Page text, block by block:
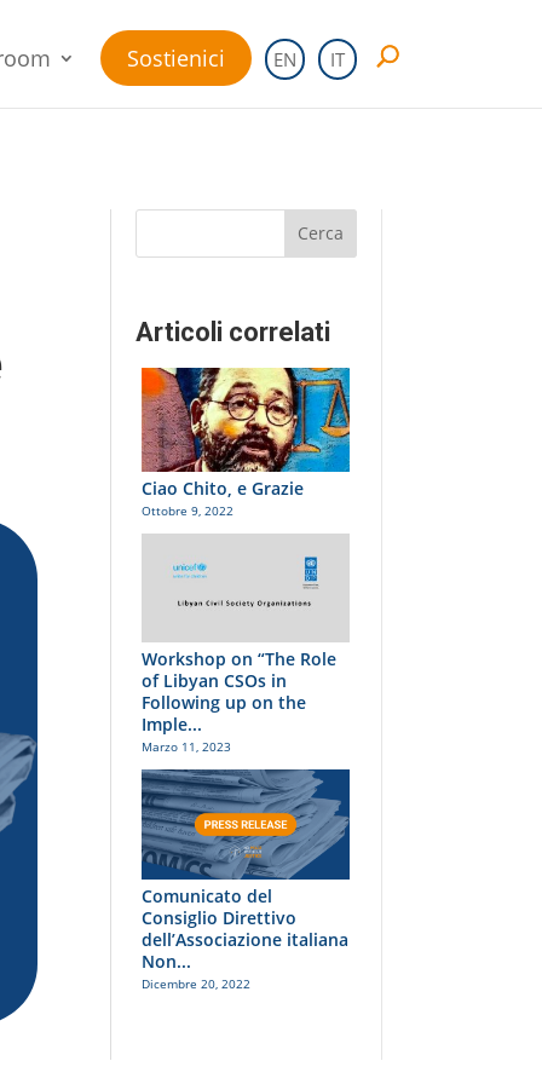
Sostienici EN IT
Cerca
Articoli correlati
Ciao Chito, e Grazie
Ottobre 9, 2022
Workshop on “The Role
of Libyan CSOs in
Following up on the
Imple...
Marzo 11, 2023
Comunicato del
Consiglio Direttivo
dell’Associazione italiana
Non...
Dicembre 20, 2022